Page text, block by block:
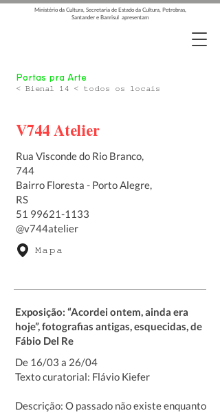
Ministério da Cultura, Secretaria de Estado da Cultura, Petrobras,
Santander e Banrisul apresentam
< Bienal 14 < todos os locais
Portas pra Arte
V744 Atelier
Rua Visconde do Rio Branco,
744
Bairro Floresta - Porto Alegre,
RS
51 99621-1133
@v744atelier
Mapa
Exposição: “Acordei ontem, ainda era
hoje”, fotografias antigas, esquecidas, de
Fábio Del Re
De 16/03 a 26/04
Texto curatorial: Flávio Kiefer
Descrição: O passado não existe enquanto